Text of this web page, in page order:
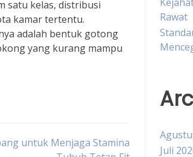
satu kelas, distribusi
kamar tertentu.
adalah bentuk gotong
yang kurang mampu
untuk Menjaga Stamina
Rawat
Juli